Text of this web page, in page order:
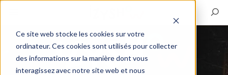
Ce site web stocke les cookies sur votre
ordinateur. Ces cookies sont utilisés pour collecter
des informations sur la manière dont vous
interagissez avec notre site web et nous